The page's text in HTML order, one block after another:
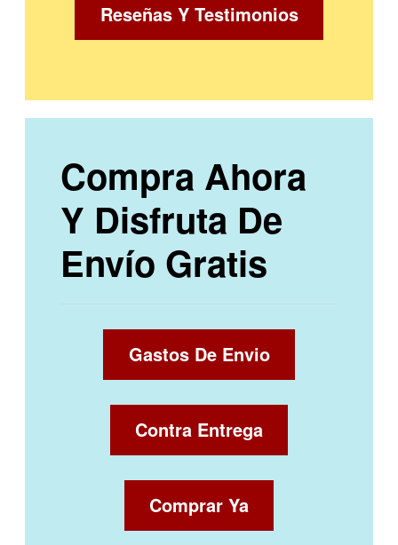
Reseñas Y Testimonios
Compra Ahora
Y Disfruta De
Envío Gratis
Gastos De Envio
Contra Entrega
Comprar Ya